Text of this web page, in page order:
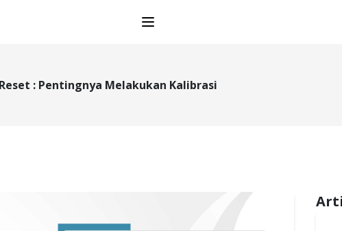
Open main menu
: Pentingnya Melakukan Kalibrasi